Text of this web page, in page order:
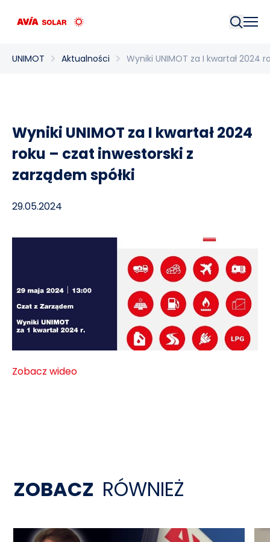
UNIMOT Aktualności Wyniki UNIMOT za I kwartał 2024
Wyniki UNIMOT za I kwartał 2024
roku – czat inwestorski z
zarządem spółki
29.05.2024
Zobacz wideo
ZOBACZ RÓWNIEŻ